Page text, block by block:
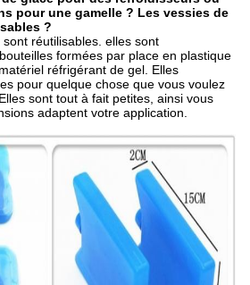
pour une gamelle ? Les vessies de
?
réutilisables. elles sont
formées par place en plastique
réfrigérant de gel. Elles
pour quelque chose que vous voulez
sont tout à fait petites, ainsi vous
adaptent votre application.